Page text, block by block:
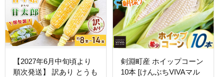
【2027年6月中旬頃より
順次発送】 訳あり とうも
剣淵町産 ホイップコーン
10本 [けんぶちVIVAマル